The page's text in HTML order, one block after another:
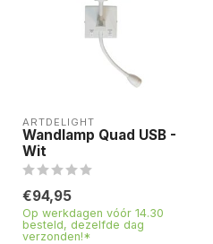
ARTDELIGHT
Wandlamp Quad USB -
Wit
€94,95
Op werkdagen vóór 14.30
besteld, dezelfde dag
verzonden!*